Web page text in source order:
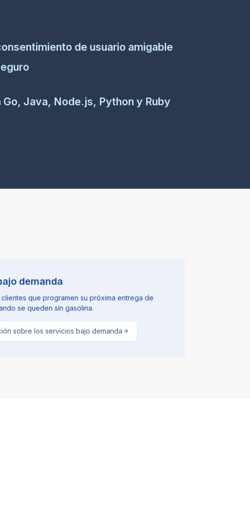
de usuario amigable
Go, Java, Node.js, Python y Ruby
demanda
que programen su próxima entrega de
se queden sin gasolina.
sobre los servicios bajo demanda